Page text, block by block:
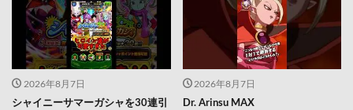
2026年8月7日
シャイニーサマーガシャを30連引
2026年8月7日
Dr. Arinsu MAX